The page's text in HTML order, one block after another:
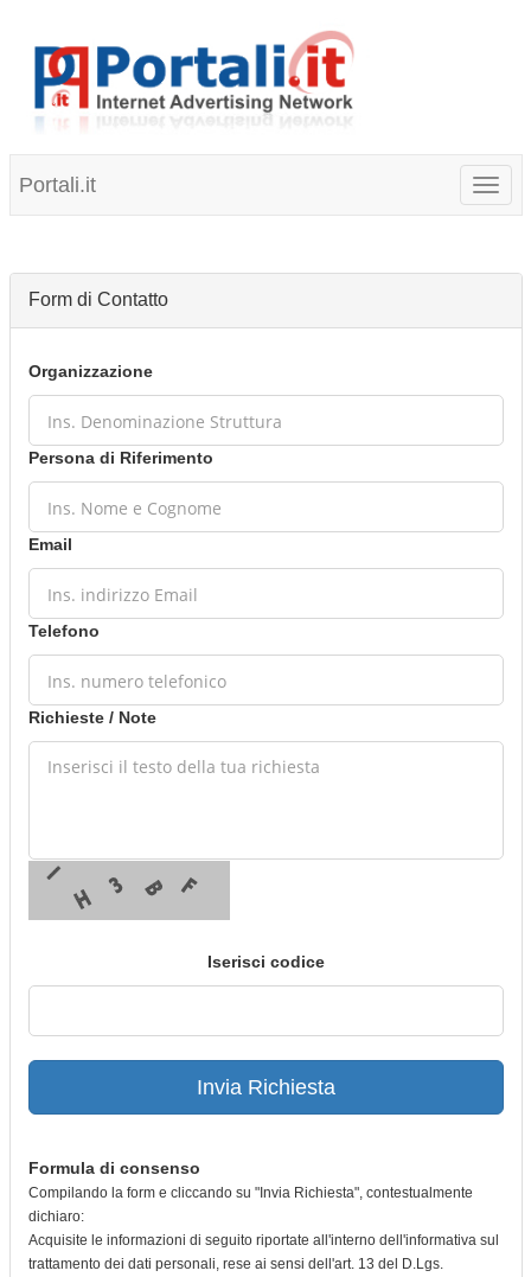
Portali.it
Form di Contatto
Organizzazione
Persona di Riferimento
Email
Telefono
Richieste / Note
Iserisci codice
Invia Richiesta
Formula di consenso
Compilando la form e cliccando su "Invia Richiesta", contestualmente
dichiaro:
Acquisite le informazioni di seguito riportate all'interno dell'informativa sul
trattamento dei dati personali, rese ai sensi dell'art. 13 del D.Lgs.